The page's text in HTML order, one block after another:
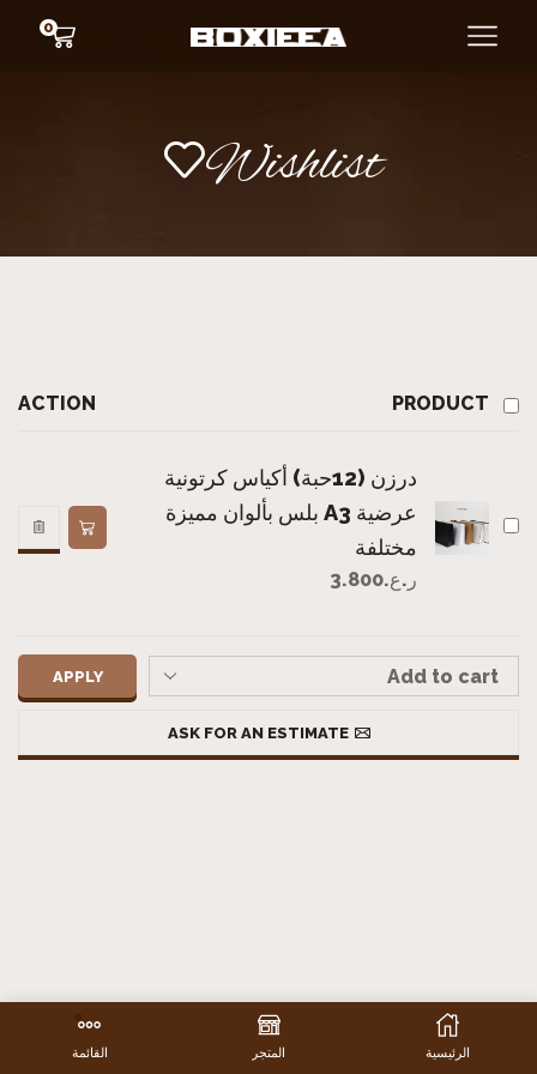
0
Wishlist
PRODUCT
ACTION
درزن (12حبة) أكياس كرتونية
عرضية A3 بلس بألوان مميزة
مختلفة
ر.ع.3.800
APPLY
ASK FOR AN ESTIMATE
الرئيسية المتجر القائمة